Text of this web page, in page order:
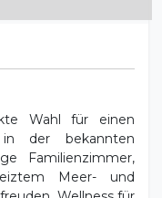
Wahl für einen
der bekannten
Familienzimmer,
Meer- und
Wellness für
ein Babyset mit